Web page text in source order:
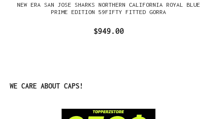
NEW ERA SAN JOSE SHARKS NORTHERN CALIFORNIA ROYAL BLUE
PRIME EDITION 59FIFTY FITTED GORRA
$949.00
Omitir la galería de productos
WE CARE ABOUT CAPS!